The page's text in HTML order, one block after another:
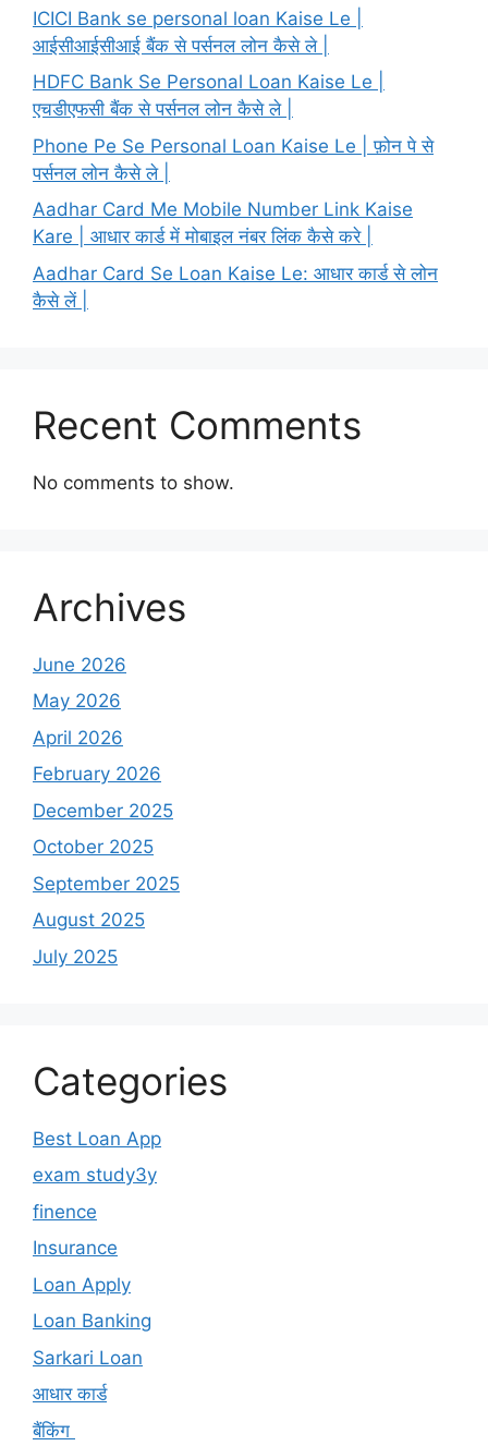
ICICI Bank se personal loan Kaise Le |
आईसीआईसीआई बैंक से पर्सनल लोन कैसे ले |
HDFC Bank Se Personal Loan Kaise Le |
एचडीएफसी बैंक से पर्सनल लोन कैसे ले |
Phone Pe Se Personal Loan Kaise Le | फ़ोन पे से
पर्सनल लोन कैसे ले |
Aadhar Card Me Mobile Number Link Kaise
Kare | आधार कार्ड में मोबाइल नंबर लिंक कैसे करे |
Aadhar Card Se Loan Kaise Le: आधार कार्ड से लोन
कैसे लें |
Recent Comments
No comments to show.
Archives
June 2026
May 2026
April 2026
February 2026
December 2025
October 2025
September 2025
August 2025
July 2025
Categories
Best Loan App
exam study3y
finence
Insurance
Loan Apply
Loan Banking
Sarkari Loan
आधार कार्ड
बैंकिंग